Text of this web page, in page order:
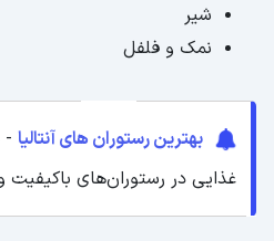
شیر
نمک و فلفل
بهترین رستوران های آنتالیا -
غذایی در رستوران‌های باکیفیت و